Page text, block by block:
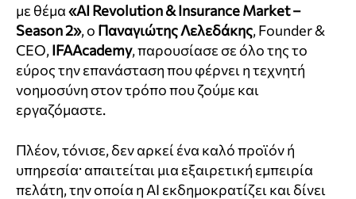
με θέμα«AI Revolution & Insurance Market –
Season 2», ο Παναγιώτης Λελεδάκης, Founder &
CEO, IFAAcademy, παρουσίασε σε όλο της το
εύρος την επανάσταση που φέρνει η τεχνητή
νοημοσύνη στον τρόπο που ζούμε και
εργαζόμαστε.
Πλέον, τόνισε, δεν αρκεί ένα καλό προϊόν ή
υπηρεσία· απαιτείται μια εξαιρετική εμπειρία
πελάτη, την οποία η AI εκδημοκρατίζει και δίνει